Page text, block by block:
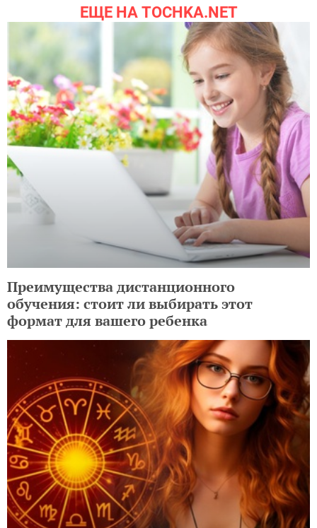
ЕЩЕ НА TOCHKA.NET
Преимущества дистанционного
обучения: стоит ли выбирать этот
формат для вашего ребенка